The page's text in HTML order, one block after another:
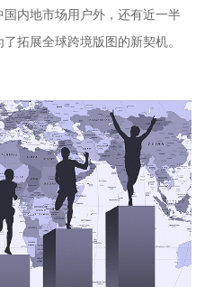
内地市场用户外，还有近一半
拓展全球跨境版图的新契机。